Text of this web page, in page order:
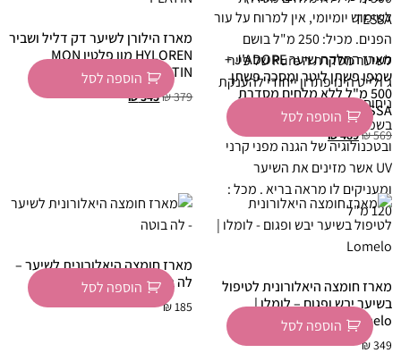
מארז החלקת שיער J'ADORE +
שמפו פשתן ליטר ומסכה פשתן
500 מ"ל ללא מלחים מסדרת
TESSA
₪569
₪489
הוספה לסל
מארז הילורן לשיער דק דליל ושביר
HYLOREN מון פלטין MON
PLATIN
₪379
₪345
הוספה לסל
מארז חומצה היאלורונית לטיפול
בשיער יבש ופגום – לומלו |
Lomelo
₪349
הוספה לסל
מארז חומצה היאלורונית לשיער –
לה בוטה
₪185
הוספה לסל